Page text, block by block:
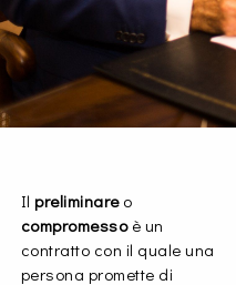
Ilpreliminare o
compromessoè un
contratto con il quale una
persona promette di